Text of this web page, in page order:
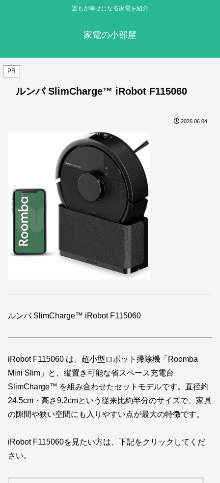
誰もが幸せになる家電を紹介
家電の小部屋
PR
ルンバ SlimCharge™ iRobot F115060
2026.06.04
ルンバ SlimCharge™ iRobot F115060
iRobot F115060 は、超小型ロボット掃除機「Roomba
Mini Slim」と、縦置き可能な省スペース充電台
SlimCharge™ を組み合わせたセットモデルです。直径約
24.5cm・高さ9.2cmという従来比約半分のサイズで、家具
の隙間や狭い空間にも入りやすい点が最大の特徴です。
iRobot F115060を見たい方は、下記をクリックしてくだ
さい。